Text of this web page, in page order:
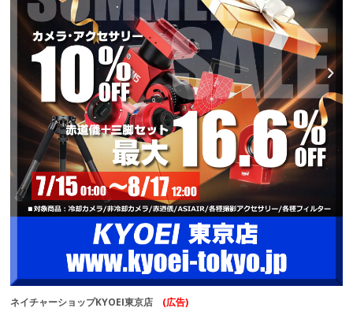
ネイチャーショップKYOEI東京店 (広告)